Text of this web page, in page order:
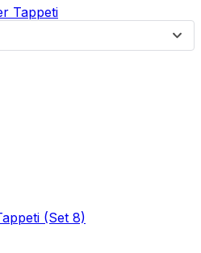
Tappeti
(Set 8)